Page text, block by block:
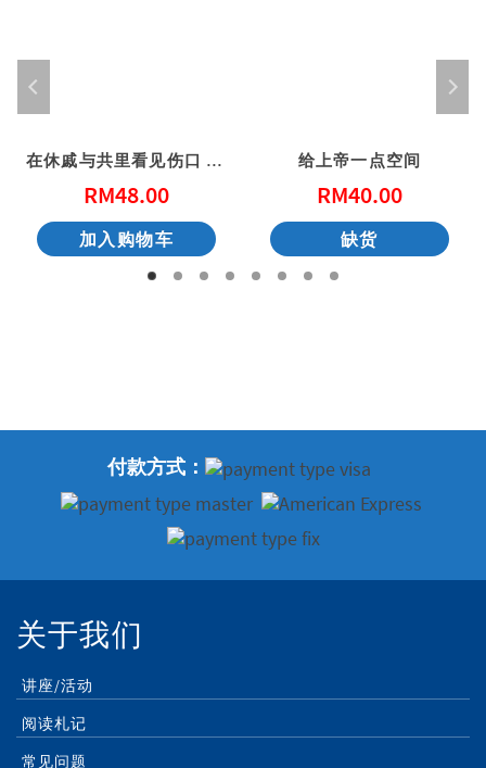
在休戚与共里看见伤口 – 给心灵创伤（二版）
RM48.00
加入购物车
给上帝一点空间
RM40.00
缺货
付款方式：
关于我们
讲座/活动
阅读札记
常见问题